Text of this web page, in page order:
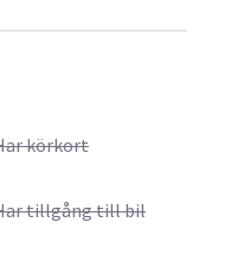
körkort
tillgång till bil